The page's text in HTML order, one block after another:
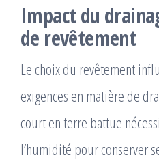
Impact du
de revêtement
Le choix du revêtement
exigences en matière de
court en terre battue
l’humidité pour conserver